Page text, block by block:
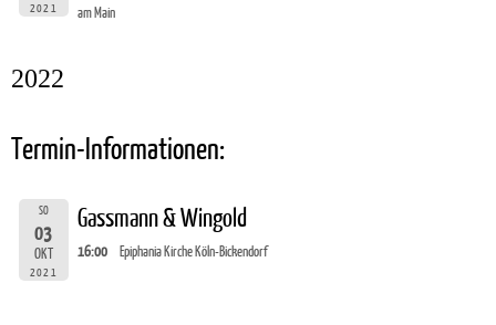
2021
am Main
2022
Termin-Informationen:
SO
03
OKT
2021
Gassmann & Wingold
16:00 Epiphania Kirche Köln-Bickendorf